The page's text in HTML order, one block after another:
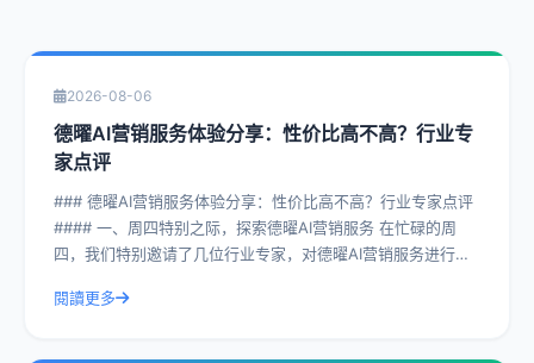
2026-08-06
德曜AI营销服务体验分享：性价比高不高？行业专
家点评
### 德曜AI营销服务体验分享：性价比高不高？行业专家点评
#### 一、周四特别之际，探索德曜AI营销服务 在忙碌的周
四，我们特别邀请了几位行业专家，对德曜AI营销服务进行了
閱讀更多